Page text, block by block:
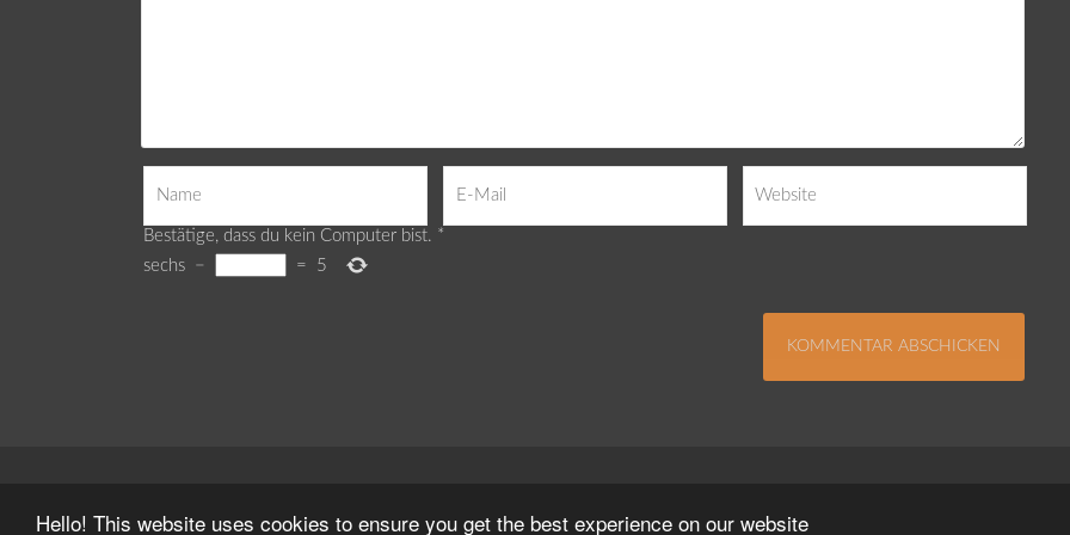
Hello! This website uses cookies to ensure you get the best experience on our website
Bestätige, dass du kein Computer bist. *
sechs − = 5